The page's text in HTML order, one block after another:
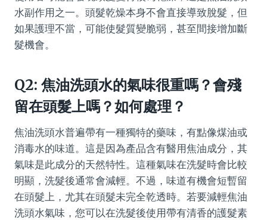
水副作用之一。頭髮乾燥本身不會直接導致脫髮，但
如果護理不當，可能使髮質變脆弱，甚至間接增加斷
髮機會。
Q2: 焦油洗頭水的氣味很重嗎？會殘
留在頭髮上嗎？如何處理？
焦油洗頭水普遍帶有一種獨特的藥味，有點像煤油或
消毒水的味道。這是因為產品含有醫用焦油成分，其
氣味是此成分的天然特性。這種氣味在洗髮時會比較
明顯，洗髮後通常會減輕。不過，味道有機會短暫留
在頭髮上，尤其在頭髮未完全乾透時。若要減輕焦油
洗頭水氣味，您可以在洗髮後使用帶有清香的護髮素